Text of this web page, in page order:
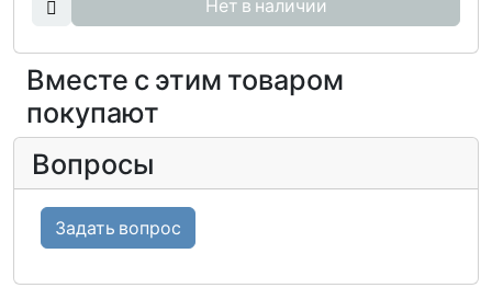
Нет в наличии
Вместе с этим товаром
покупают
Вопросы
Задать вопрос